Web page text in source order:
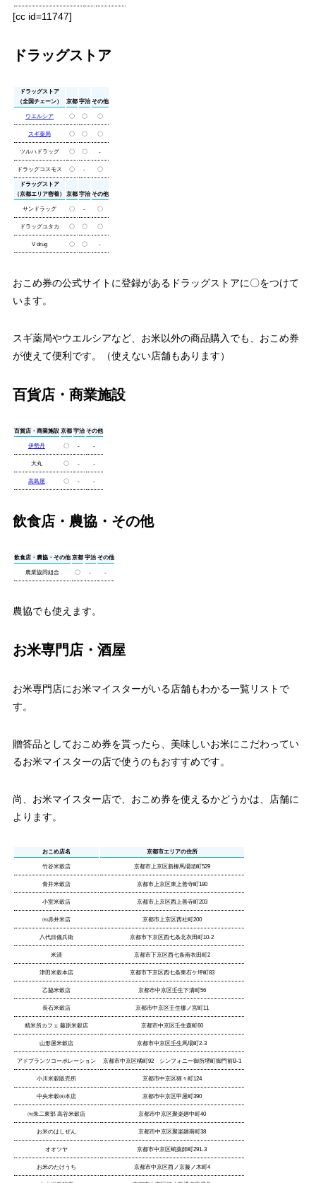
[cc id=11747]
ドラッグストア
ドラッグストア
（全国チェーン）
京都 宇治 その他
ウエルシア 〇 〇 〇
スギ薬局 〇 〇 〇
ツルハドラッグ 〇 〇 -
ドラッグコスモス 〇 - 〇
ドラッグストア
（京都エリア密着）
京都 宇治 その他
サンドラッグ 〇 - 〇
ドラッグユタカ 〇 〇 〇
V drug 〇 〇 -
おこめ券の公式サイトに登録があるドラッグストアに〇をつけて
います。
スギ薬局やウエルシアなど、お米以外の商品購入でも、おこめ券
が使えて便利です。（使えない店舗もあります）
百貨店・商業施設
百貨店・商業施設 京都 宇治 その他
伊勢丹 〇 - -
大丸 〇 - -
高島屋 〇 - -
飲食店・農協・その他
飲食店・農協・その他 京都 宇治 その他
農業協同組合 〇 - -
農協でも使えます。
お米専門店・酒屋
お米専門店にお米マイスターがいる店舗もわかる一覧リストで
す。
贈答品としておこめ券を貰ったら、美味しいお米にこだわってい
るお米マイスターの店で使うのもおすすめです。
尚、お米マイスター店で、おこめ券を使えるかどうかは、店舗に
よります。
おこめ店名 京都市エリアの住所
竹谷米穀店 京都市上京区新柳馬場頭町529
青井米穀店 京都市上京区東上善寺町180
小室米穀店 京都市上京区西上善寺町203
㈲赤井米店 京都市上京区西社町200
八代目儀兵衛 京都市下京区西七条北衣田町10-2
米清 京都市下京区西七条南衣田町2
津田米穀本店 京都市下京区西七条東石ケ坪町83
乙脇米穀店 京都市中京区壬生下溝町56
長石米穀店 京都市中京区壬生梛ノ宮町11
精米所カフェ 藤原米穀店 京都市中京区壬生森町60
山形屋米穀店 京都市中京区壬生馬場町2-3
アドプランツコーポレーション 京都市中京区橘町92 シンフォニー御所堺町御門前B-1
小川米穀販売所 京都市中京区猩々町124
中央米穀㈱本店 京都市中京区甲屋町390
㈲朱二東部 高谷米穀店 京都市中京区聚楽廻中町40
お米のはしぜん 京都市中京区聚楽廻南町38
オオツヤ 京都市中京区蛸薬師町291-3
お米のたけうち 京都市中京区西ノ京藤ノ木町4